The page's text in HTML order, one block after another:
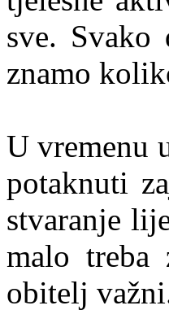
sve.
znamo
U vremenu
potaknuti
stvaranje
malo treba
obitelj